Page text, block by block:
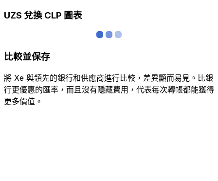
UZS 兌換 CLP 圖表
比較並保存
將 Xe 與領先的銀行和供應商進行比較，差異顯而易見。比銀
行更優惠的匯率，而且沒有隱藏費用，代表每次轉帳都能獲得
更多價值。